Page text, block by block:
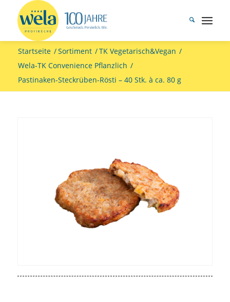
Startseite /Sortiment /TK Vegetarisch&Vegan /
Wela-TK Convenience Pflanzlich /
Pastinaken-Steckrüben-Rösti – 40 Stk. à ca. 80 g